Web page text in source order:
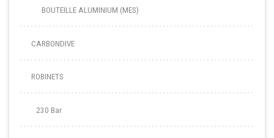
BOUTEILLE ALUMINIUM (MES)
CARBONDIVE
ROBINETS
230 Bar